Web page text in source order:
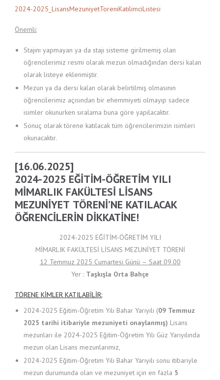
2024-2025_LisansMezuniyetToreniKatilimciListesi
Önemli:
Stajını yapmayan ya da stajı sisteme girilmemiş olan
öğrencilerimiz resmi olarak mezun olmadığından dersi kalan
olarak listeye eklenmiştir.
Mezun ya da dersi kalan olarak belirtilmiş olmasının
öğrencilerimiz açısından bir ehemmiyeti olmayıp sadece
isimler okunurken sıralama buna göre yapılacaktır.
Sonuç olarak törene katılacak tüm öğrencilerimizin isimleri
okunacaktır.
[16.06.2025]
2024-2025 EĞİTİM-ÖĞRETİM YILI
MİMARLIK FAKÜLTESİ LİSANS
MEZUNİYET TÖRENİ’NE KATILACAK
ÖĞRENCİLERİN DİKKATİNE!
2024-2025 EĞİTİM-ÖĞRETİM YILI
MİMARLIK FAKÜLTESİ LİSANS MEZUNİYET TÖRENİ
12 Temmuz 2025 Cumartesi Günü – Saat 09.00
Yer : Taşkışla Orta Bahçe
TÖRENE KİMLER KATILABİLİR:
2024-2025 Eğitim-Öğretim Yılı Bahar Yarıyılı (09 Temmuz
2025 tarihi itibariyle mezuniyeti onaylanmış) Lisans
mezunları ile 2024-2025 Eğitim-Öğretim Yılı Güz Yarıyılında
mezun olan Lisans mezunlarımız,
2024-2025 Eğitim-Öğretim Yılı Bahar Yarıyılı sonu itibariyle
mezun durumunda olan ve mezuniyet için en fazla 5